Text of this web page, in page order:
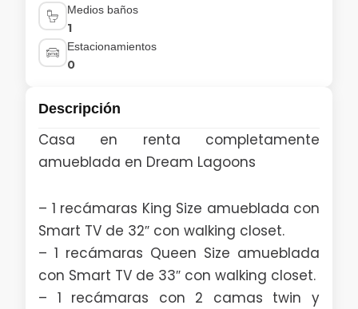
Medios baños
1
Estacionamientos
0
Descripción
Casa en renta completamente
amueblada en Dream Lagoons
– 1 recámaras King Size amueblada con
Smart TV de 32″ con walking closet.
– 1 recámaras Queen Size amueblada
con Smart TV de 33″ con walking closet.
– 1 recámaras con 2 camas twin y